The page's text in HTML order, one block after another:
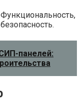
Функциональность,
безопасность.
панелей: